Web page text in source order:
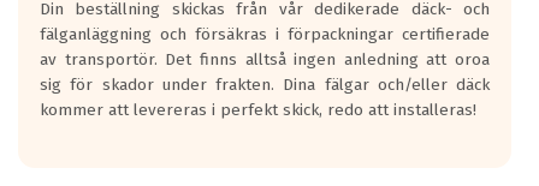
Din beställning skickas från vår dedikerade däck- och
fälganläggning och försäkras i förpackningar certifierade
av transportör. Det finns alltså ingen anledning att oroa
sig för skador under frakten. Dina fälgar och/eller däck
kommer att levereras i perfekt skick, redo att installeras!